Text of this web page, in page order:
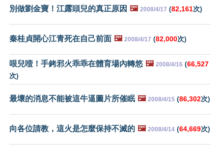
別做劉金寶！江露頭兒的真正原因 🖼️ 2008/4/17 (82,161次)
秦桂貞開心江青死在自己前面 🖼️ 2008/4/17 (82,000次)
哏兒噎！手銬邪火乖乖在體育場內轉悠 🖼️ 2008/4/16 (66,527
次)
最壞的消息不能被這牛逼圖片所催眠 🖼️ 2008/4/15 (86,302次)
向各位請教，這火是怎麼保持不滅的 🖼️ 2008/4/14 (64,669次)